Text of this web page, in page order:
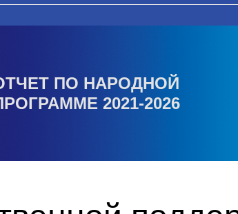
ПО НАРОДНОЙ
2021-2026